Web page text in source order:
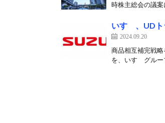
時株主総会の議
いすゞ、UD
2024.09.20
商品相互補完戦
を、いすゞグル